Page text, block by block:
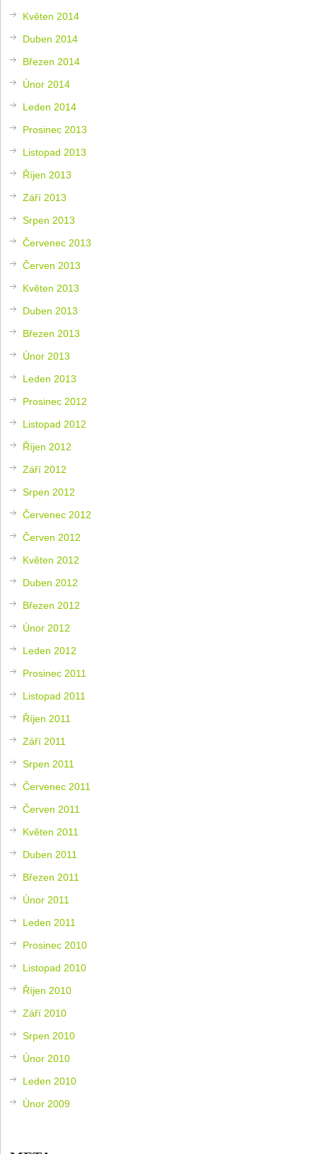
Květen 2014
Duben 2014
Březen 2014
Únor 2014
Leden 2014
Prosinec 2013
Listopad 2013
Říjen 2013
Září 2013
Srpen 2013
Červenec 2013
Červen 2013
Květen 2013
Duben 2013
Březen 2013
Únor 2013
Leden 2013
Prosinec 2012
Listopad 2012
Říjen 2012
Září 2012
Srpen 2012
Červenec 2012
Červen 2012
Květen 2012
Duben 2012
Březen 2012
Únor 2012
Leden 2012
Prosinec 2011
Listopad 2011
Říjen 2011
Září 2011
Srpen 2011
Červenec 2011
Červen 2011
Květen 2011
Duben 2011
Březen 2011
Únor 2011
Leden 2011
Prosinec 2010
Listopad 2010
Říjen 2010
Září 2010
Srpen 2010
Únor 2010
Leden 2010
Únor 2009